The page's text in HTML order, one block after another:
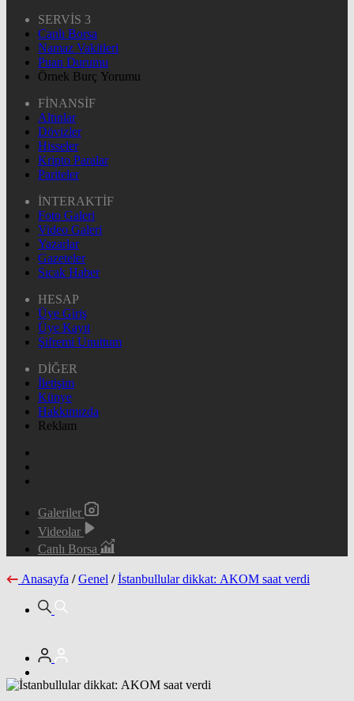
SERVİS 3
Canlı Borsa
Namaz Vakitleri
Puan Durumu
Örnek Burç Yorumu
FİNANSİF
Altınlar
Dövizler
Hisseler
Kripto Paralar
Pariteler
İNTERAKTİF
Foto Galeri
Video Galeri
Yazarlar
Gazeteler
Sıcak Haber
HESAP
Üye Giriş
Üye Kayıt
Şifremi Unuttum
DİĞER
İletişim
Künye
Hakkımızda
Reklam
Galeriler
Videolar
Canlı Borsa
Anasayfa / Genel / İstanbullular dikkat: AKOM saat verdi